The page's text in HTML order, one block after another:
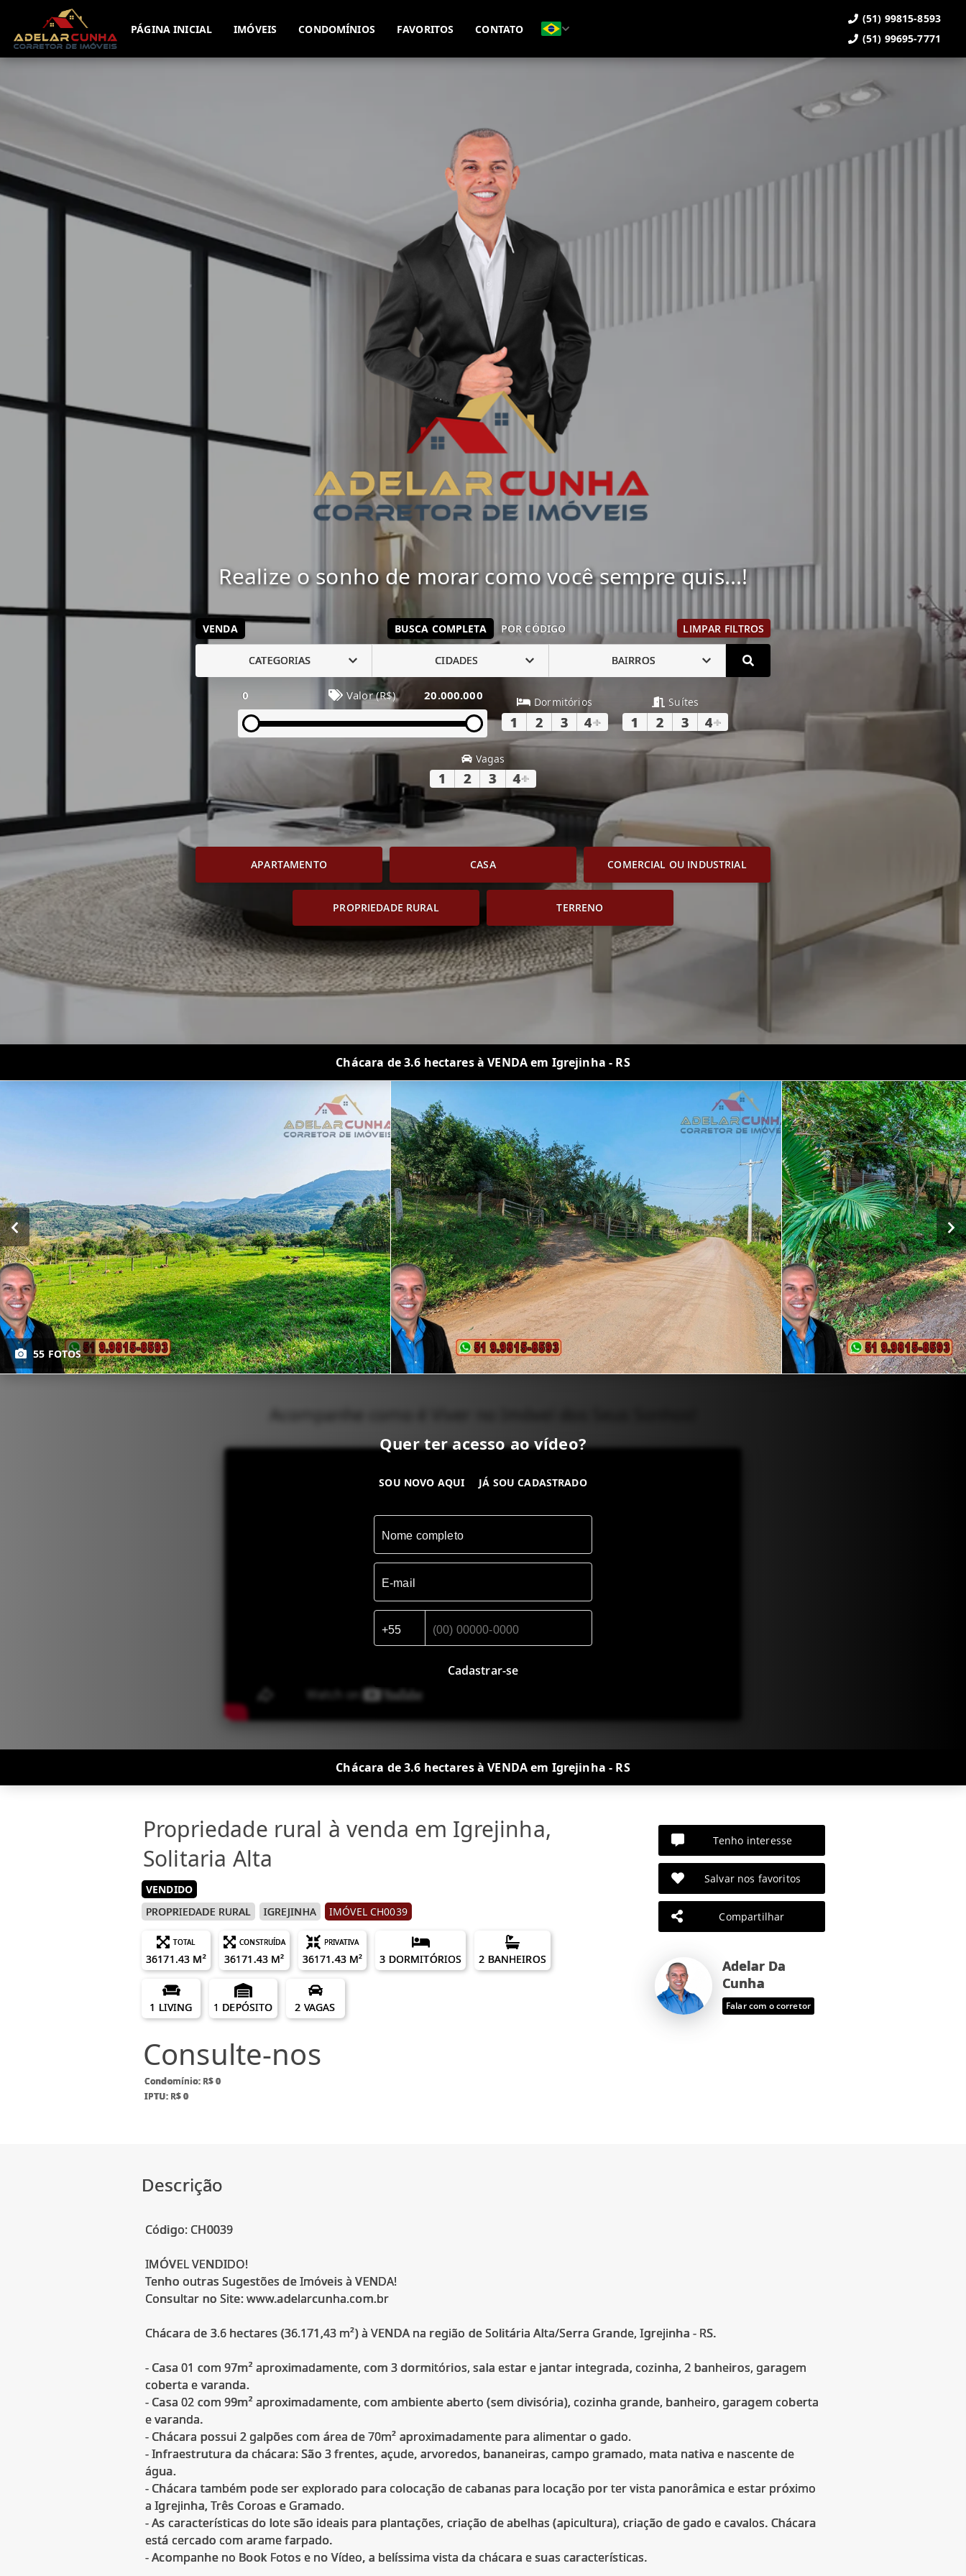
(51) 99815-8593 (51) 99695-7771
PÁGINA INICIAL IMÓVEIS CONDOMÍNIOS FAVORITOS CONTATO
(51) 99815-8593
(51) 99695-7771
Realize o sonho de morar como você sempre quis...!
VENDA BUSCA COMPLETA POR CÓDIGO LIMPAR FILTROS
CATEGORIAS CIDADES BAIRROS
0 Valor (R$) 20.000.000 Dormitórios
1 2 3 4+
Suítes
1 2 3 4+
Vagas
1 2 3 4+
APARTAMENTO CASA COMERCIAL OU INDUSTRIAL
PROPRIEDADE RURAL TERRENO
Chácara de 3.6 hectares à VENDA em Igrejinha - RS
55 FOTOS
Quer ter acesso ao vídeo?
SOU NOVO AQUI JÁ SOU CADASTRADO
Cadastrar-se
Acompanhe como é Viver no Imóvel dos Seus Sonhos!
Chácara de 3.6 hectares à VENDA em Igrejinha - RS
Propriedade rural à venda em Igrejinha,
Solitaria Alta
VENDIDO
PROPRIEDADE RURAL
IGREJINHA IMÓVEL CH0039
TOTAL
36171.43 M²
CONSTRUÍDA
36171.43 M²
PRIVATIVA
36171.43 M² 3 DORMITÓRIOS 2 BANHEIROS
1 LIVING 1 DEPÓSITO 2 VAGAS
Consulte-nos
Condomínio: R$ 0
IPTU: R$ 0
Tenho interesse
Salvar nos favoritos
Compartilhar
Adelar Da
Cunha
Falar com o corretor
Descrição
Código: CH0039
IMÓVEL VENDIDO!
Tenho outras Sugestões de Imóveis à VENDA!
Consultar no Site: www.adelarcunha.com.br
Chácara de 3.6 hectares (36.171,43 m²) à VENDA na região de Solitária Alta/Serra Grande, Igrejinha - RS.
- Casa 01 com 97m² aproximadamente, com 3 dormitórios, sala estar e jantar integrada, cozinha, 2 banheiros, garagem
coberta e varanda.
- Casa 02 com 99m² aproximadamente, com ambiente aberto (sem divisória), cozinha grande, banheiro, garagem coberta
e varanda.
- Chácara possui 2 galpões com área de 70m² aproximadamente para alimentar o gado.
- Infraestrutura da chácara: São 3 frentes, açude, arvoredos, bananeiras, campo gramado, mata nativa e nascente de
água.
- Chácara também pode ser explorado para colocação de cabanas para locação por ter vista panorâmica e estar próximo
a Igrejinha, Três Coroas e Gramado.
- As características do lote são ideais para plantações, criação de abelhas (apicultura), criação de gado e cavalos. Chácara
está cercado com arame farpado.
- Acompanhe no Book Fotos e no Vídeo, a belíssima vista da chácara e suas características.